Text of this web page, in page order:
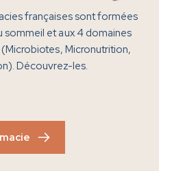
françaises sont formées
sommeil et aux 4 domaines
Micronutrition,
Découvrez-les.